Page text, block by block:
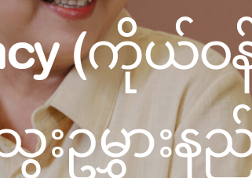
W
X Y Z
by keyword
ALL ARTICLES
PRESS RELEASE
to elderly
needed
Shin Saw
A Top-Tier
Local and
(ကိုယ်ဝ
ဥမွှားနည်